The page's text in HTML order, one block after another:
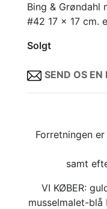
Bing & Grøndahl
#42 17 x 17 cm.
Solgt
SEND OS
Forretningen
samt
VI KØBER:
musselmalet-